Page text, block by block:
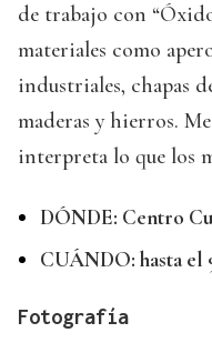
de trabajo con
materiales como
industriales, chapas
maderas y hierros.
interpreta lo que los
DÓNDE: Centro
CUÁNDO: hasta el
Fotografía